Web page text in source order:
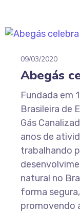
09/03/2020
Abegás
Fundada em
Brasileira de
Gás
anos de
trabalhando
natural no
forma
promovendo